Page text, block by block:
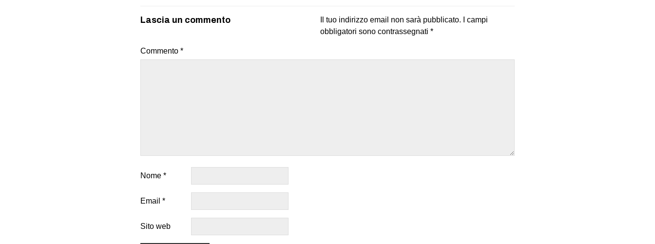
Lascia un commento Il tuo indirizzo email non sarà pubblicato.
I campi
obbligatori sono contrassegnati *
Commento *
Nome *
Email *
Sito web